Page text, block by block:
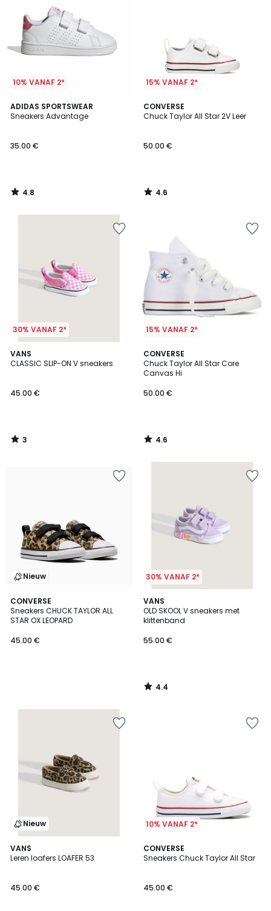
10% VANAF 2*
ADIDAS SPORTSWEAR
Sneakers Advantage
35.00 €
4.8
/ 5
4.8
/
15% VANAF 2*
CONVERSE
Chuck Taylor All Star 2V Leer
50.00 €
4.6
/ 5
4.6
/
30% VANAF 2*
VANS
CLASSIC SLIP-ON V sneakers
45.00 €
3
/
3
/
15% VANAF 2*
CONVERSE
Chuck Taylor All Star Core
Canvas Hi
50.00 €
4.6
/ 5
4.6
/
Nieuw
CONVERSE
Sneakers CHUCK TAYLOR ALL
STAR OX LEOPARD
45.00 €
30% VANAF 2*
VANS
OLD SKOOL V sneakers met
klittenband
55.00 €
4.4
/ 5
4.4
/
Nieuw
VANS
Leren loafers LOAFER 53
45.00 €
10% VANAF 2*
CONVERSE
Sneakers Chuck Taylor All Star
45.00 €
4.4
/ 5